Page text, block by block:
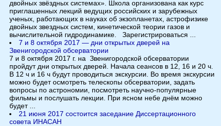
двойных звёздных системах». Школа организована как курс
приглашенных лекций ведущих российских и зарубежных
ученых, работающих в науках об экзопланетах, астрофизике
двойных звездных систем, кинетической теории газов и
вычислительной гидродинамике. Зарегистрироваться ...
7 и 8 октября 2017 — дни открытых дверей на
Звенигородской обсерватории
7 и 8 октября 2017 г. на Звенигородской обсерватории
пройдут дни открытых дверей. Начала сеансов в 12, 16 и 20 ч.
В 12 ч и 16 ч будут проводиться экскурсии. Во время экскурсии
можно будет осмотреть телескопы обсерватории, задать
вопросы по астрономии, посмотреть научно-популярные
фильмы и послушать лекции. При ясном небе днём можно
будет ...
21 июня 2017 состоится заседание Диссертационного
совета ИНАСАН